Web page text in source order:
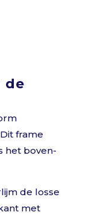
de
frame
het boven-
de losse
met